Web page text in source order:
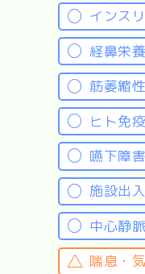
インス
経鼻栄養
筋萎縮
ヒト免
嚥下障
施設出
中心静
喘息・